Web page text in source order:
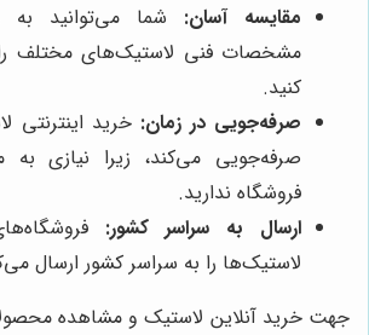
مقایسه آسان: شما می‌توانید
مشخصات فنی لاستیک‌های مختلف را
کنید.
صرفه‌جویی در زمان: خرید اینترنتی
صرفه‌جویی می‌کند، زیرا نیازی
فروشگاه ندارید.
ارسال به سراسر کشور:
لاستیک‌ها را به سراسر کشور ارسال
جهت خرید آنلاین لاستیک و مشاهده